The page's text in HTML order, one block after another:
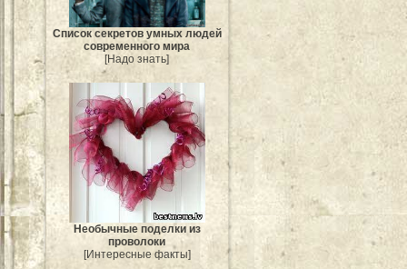
Список секретов умных людей
современного мира
[Надо знать]
Необычные поделки из
проволоки
[Интересные факты]